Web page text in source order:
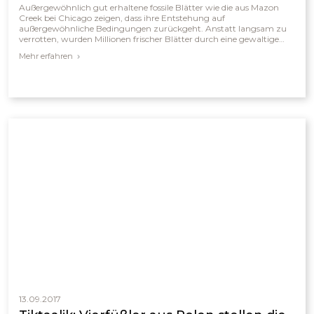
Außergewöhnlich gut erhaltene fossile Blätter wie die aus Mazon
Creek bei Chicago zeigen, dass ihre Entstehung auf
außergewöhnliche Bedingungen zurückgeht. Anstatt langsam zu
verrotten, wurden Millionen frischer Blätter durch eine gewaltige
eingeschlossen. Der osmotische Effekt ließ sie vor ihrer Einbettung
Mehr erfahren
13.09.2017